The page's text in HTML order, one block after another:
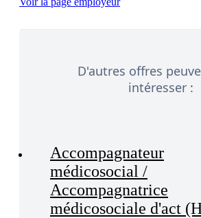
D'autres offres
intéresser :
Accompagnateur
médicosocial /
Accompagnatrice
médicosociale d'act